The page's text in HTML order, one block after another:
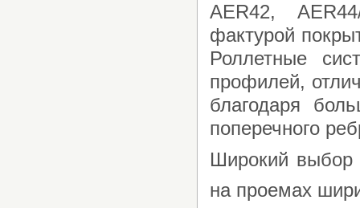
AER42,
фактурой
Роллетные
профилей,
благодаря
поперечного
Широкий выбор
на проемах